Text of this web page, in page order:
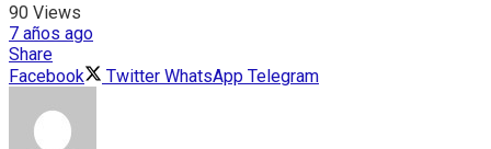
90 Views
7 años ago
Share
Facebook
Twitter WhatsApp Telegram